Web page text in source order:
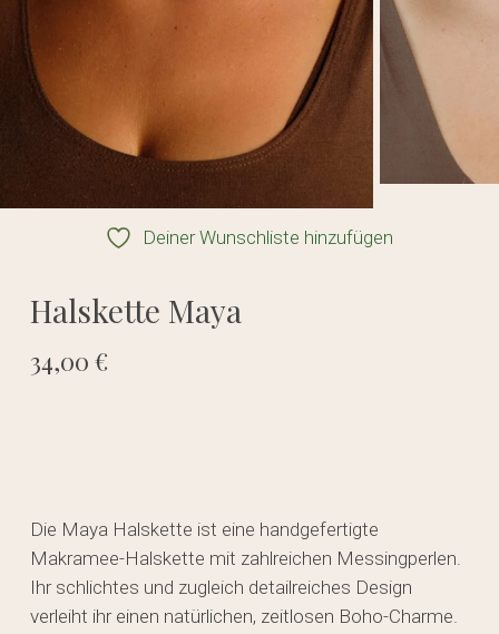
Deiner Wunschliste hinzufügen
Halskette Maya
34,00 €
Die Maya Halskette ist eine handgefertigte
Makramee-Halskette mit zahlreichen Messingperlen.
Ihr schlichtes und zugleich detailreiches Design
verleiht ihr einen natürlichen, zeitlosen Boho-Charme.